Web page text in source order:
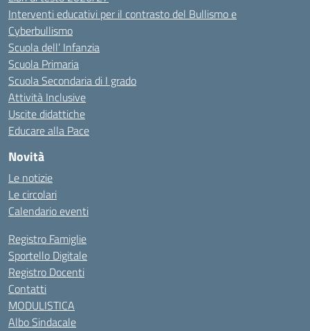
Interventi educativi per il contrasto del Bullismo e
Cyberbullismo
Scuola dell’ Infanzia
Scuola Primaria
Scuola Secondaria di I grado
Attività Inclusive
Uscite didattiche
Educare alla Pace
Novità
Le notizie
Le circolari
Calendario eventi
Registro Famiglie
Sportello Digitale
Registro Docenti
Contatti
MODULISTICA
Albo Sindacale